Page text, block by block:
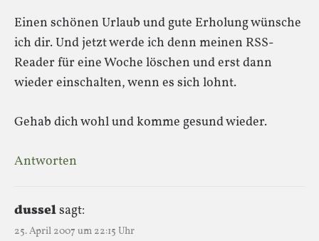
Einen schönen Urlaub und gute Erholung wünsche
ich dir. Und jetzt werde ich denn meinen RSS-
Reader für eine Woche löschen und erst dann
wieder einschalten, wenn es sich lohnt.
Gehab dich wohl und komme gesund wieder.
Antworten
dusselsagt:
25. April 2007 um 22:15 Uhr